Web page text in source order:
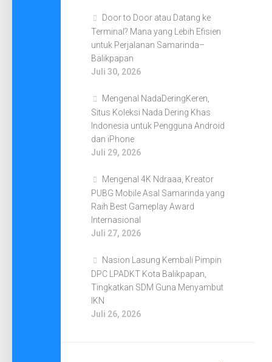
Door to Door atau Datang ke
Terminal? Mana yang Lebih Efisien
untuk Perjalanan Samarinda–
Balikpapan
Juli 30, 2026
Mengenal NadaDeringKeren,
Situs Koleksi Nada Dering Khas
Indonesia untuk Pengguna Android
dan iPhone
Juli 29, 2026
Mengenal 4K Ndraaa, Kreator
PUBG Mobile Asal Samarinda yang
Raih Best Gameplay Award
Internasional
Juli 27, 2026
Nasion Lasung Kembali Pimpin
DPC LPADKT Kota Balikpapan,
Tingkatkan SDM Guna Menyambut
IKN
Juli 26, 2026